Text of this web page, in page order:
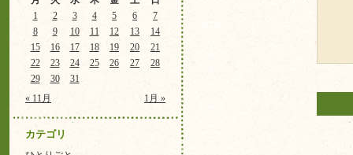
« 11月 1月 »
1 2 3 4 5 6
7
8
9 10 11 12 13
14
15
16 17 18 19 20
21
22
23 24 25 26 27
28
29
30 31
カテゴリ